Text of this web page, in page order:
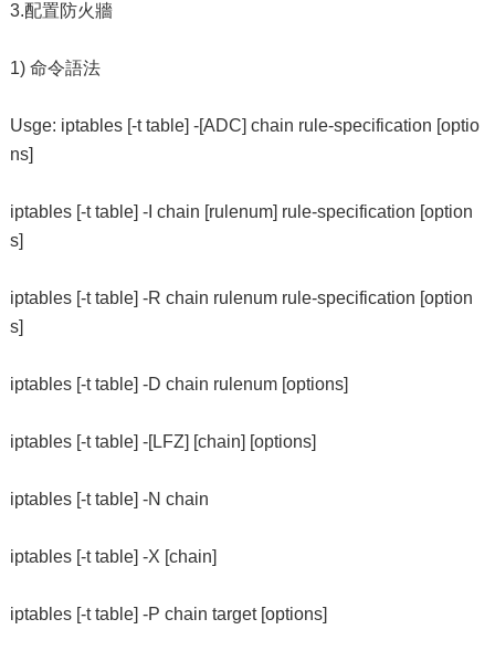
3.配置防火牆
1) 命令語法
Usge: iptables [-t table] -[ADC] chain rule-specification [optio
ns]
iptables [-t table] -I chain [rulenum] rule-specification [option
s]
iptables [-t table] -R chain rulenum rule-specification [option
s]
iptables [-t table] -D chain rulenum [options]
iptables [-t table] -[LFZ] [chain] [options]
iptables [-t table] -N chain
iptables [-t table] -X [chain]
iptables [-t table] -P chain target [options]